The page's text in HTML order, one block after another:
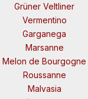
Grüner Veltliner
Vermentino
Garganega
Marsanne
Melon de Bourgogne
Roussanne
Malvasia